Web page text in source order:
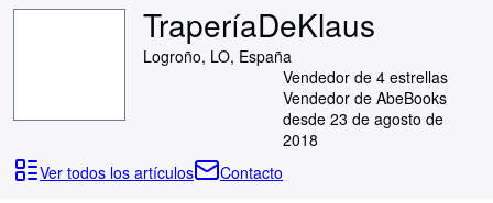
Consultar mis pedidos
Libros antiguos
TraperíaDeKlaus
Logroño, LO, España
Vendedor de 4 estrellas
Vendedor de AbeBooks
desde 23 de agosto de
2018
Ver todos los artículos
Contacto